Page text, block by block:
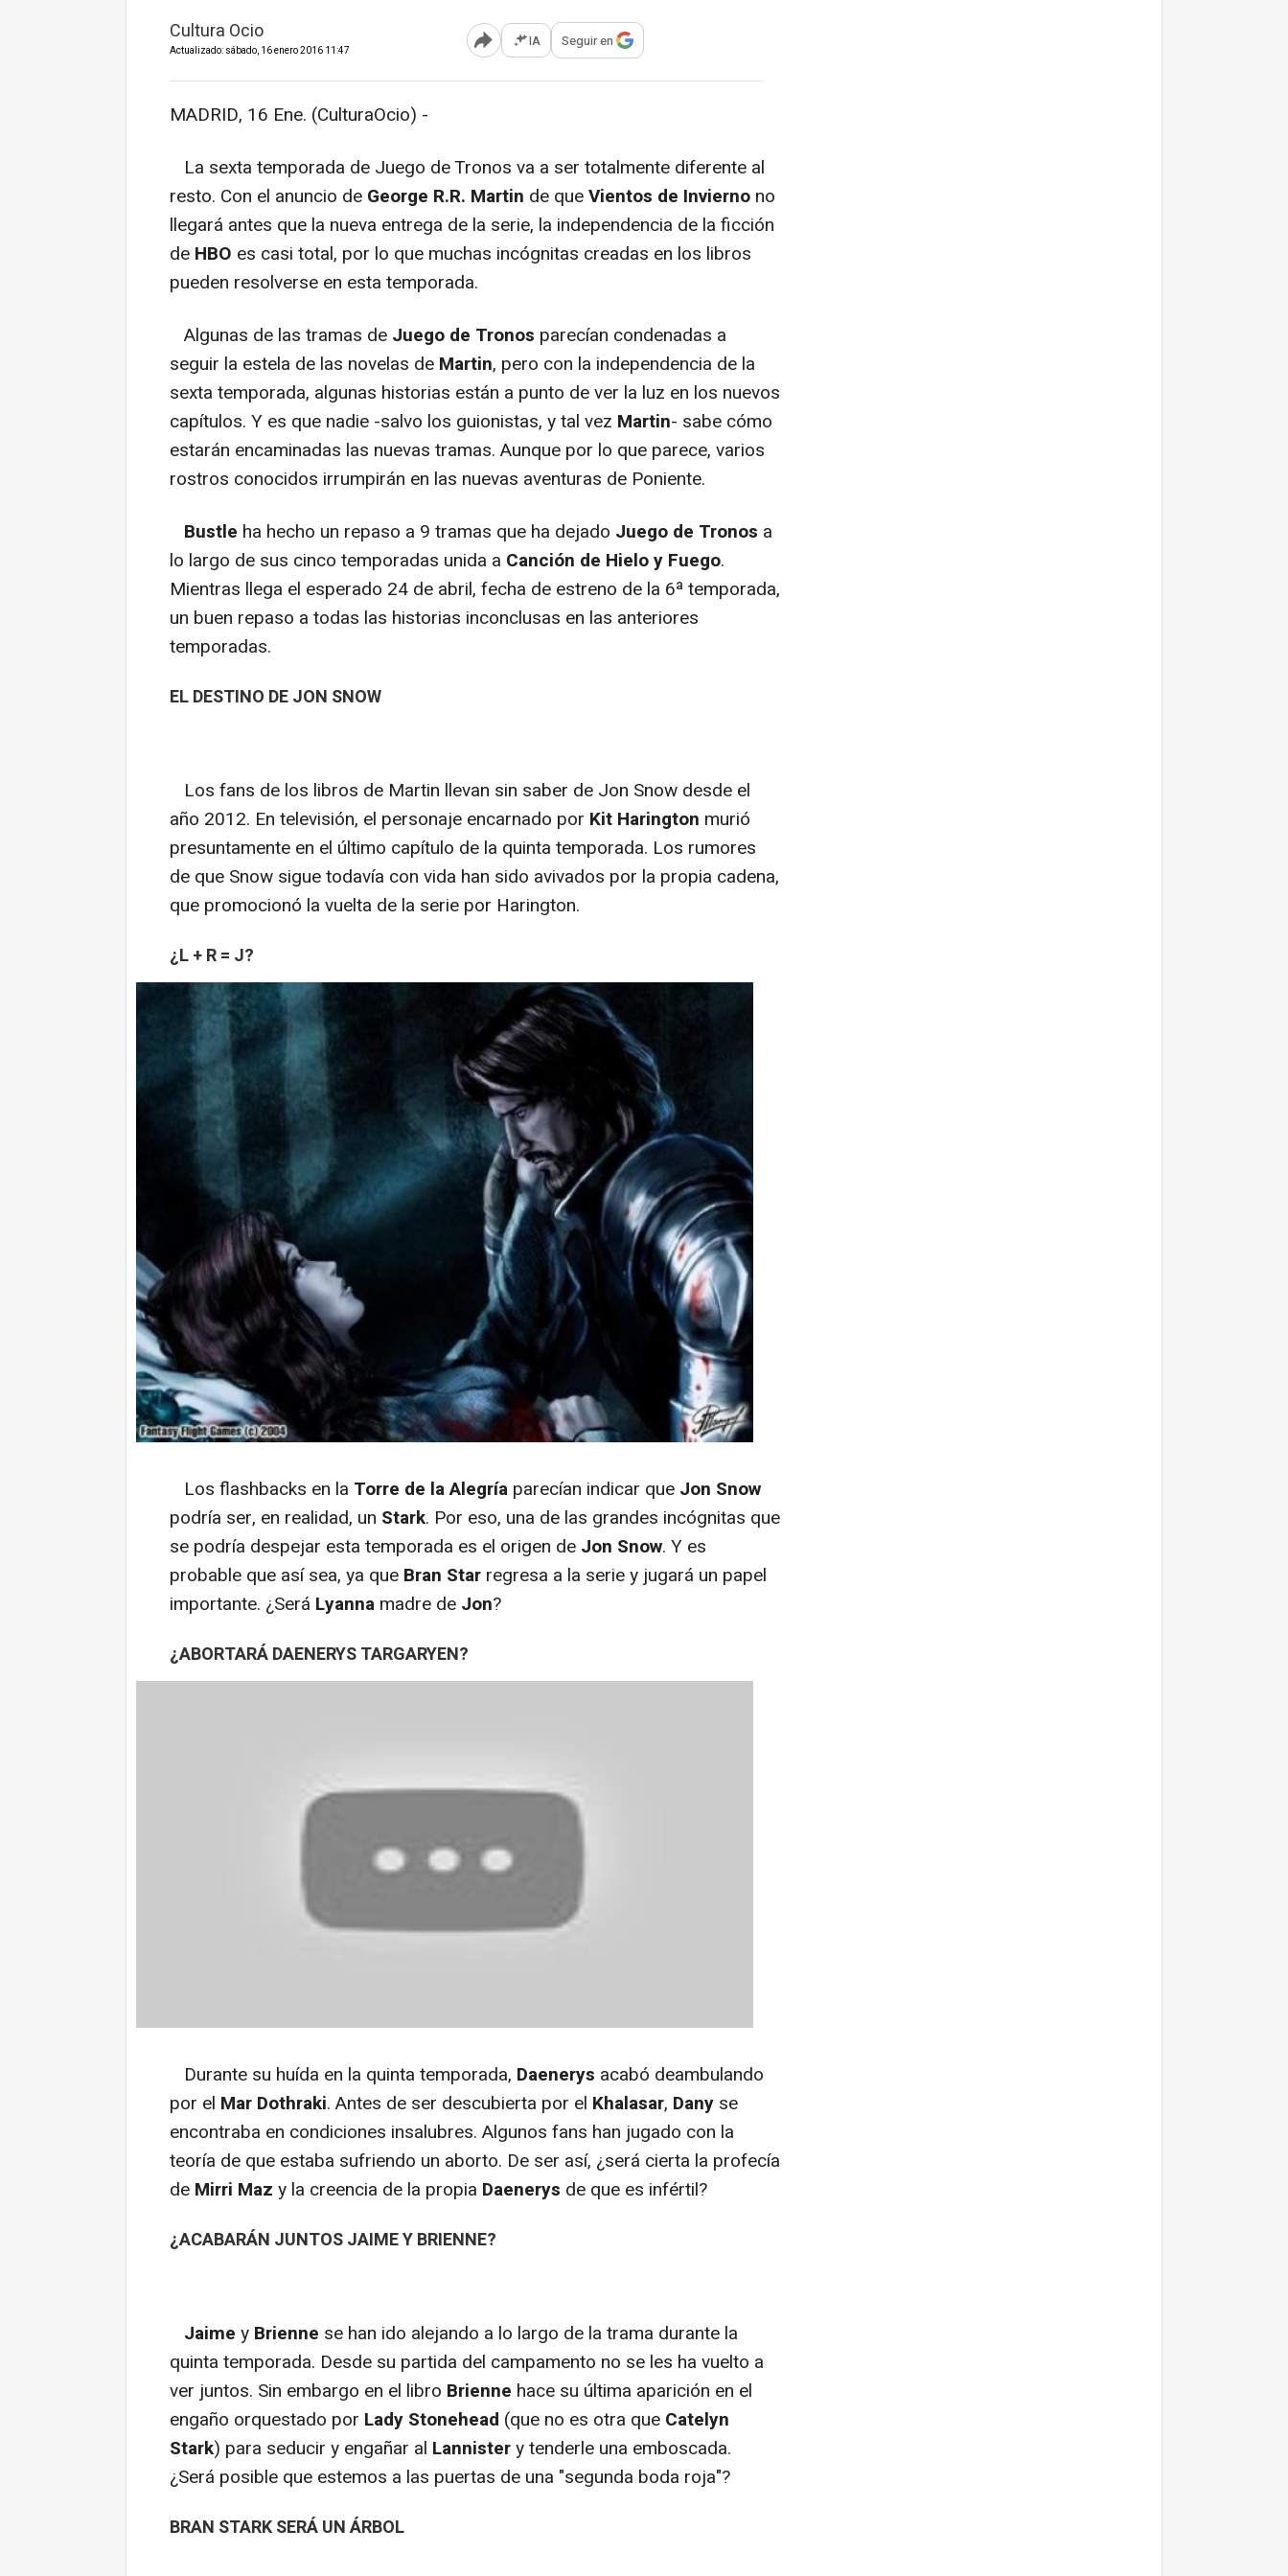
Cultura Ocio
Actualizado: sábado, 16 enero 2016 11:47 Abrir opciones para compartir
IA Seguir en
MADRID, 16 Ene. (CulturaOcio) -
La sexta temporada de Juego de Tronos va a ser totalmente diferente al
resto. Con el anuncio de George R.R. Martin de queVientos de Invierno no
llegará antes que la nueva entrega de la serie, la independencia de la ficción
de HBO es casi total, por lo que muchas incógnitas creadas en los libros
pueden resolverse en esta temporada.
Algunas de las tramas de Juego de Tronos parecían condenadas a
seguir la estela de las novelas de Martin, pero con la independencia de la
sexta temporada, algunas historias están a punto de ver la luz en los nuevos
capítulos. Y es que nadie -salvo los guionistas, y tal vez Martin- sabe cómo
estarán encaminadas las nuevas tramas. Aunque por lo que parece, varios
rostros conocidos irrumpirán en las nuevas aventuras de Poniente.
Bustle ha hecho un repaso a 9 tramas que ha dejado Juego de Tronos a
lo largo de sus cinco temporadas unida a Canción de Hielo y Fuego.
Mientras llega el esperado 24 de abril, fecha de estreno de la 6ª temporada,
un buen repaso a todas las historias inconclusas en las anteriores
temporadas.
EL DESTINO DE JON SNOW
Los fans de los libros de Martin llevan sin saber de Jon Snow desde el
año 2012. En televisión, el personaje encarnado por Kit Harington murió
presuntamente en el último capítulo de la quinta temporada. Los rumores
de que Snow sigue todavía con vida han sido avivados por la propia cadena,
que promocionó la vuelta de la serie por Harington.
¿L + R = J?
Los flashbacks en la Torre de la Alegría parecían indicar que Jon Snow
podría ser, en realidad, un Stark. Por eso, una de las grandes incógnitas que
se podría despejar esta temporada es el origen de Jon Snow. Y es
probable que así sea, ya que Bran Star regresa a la serie y jugará un papel
importante. ¿Será Lyanna madre de Jon?
¿ABORTARÁ DAENERYS TARGARYEN?
Durante su huída en la quinta temporada, Daenerys acabó deambulando
por el Mar Dothraki. Antes de ser descubierta por el Khalasar, Dany se
encontraba en condiciones insalubres. Algunos fans han jugado con la
teoría de que estaba sufriendo un aborto. De ser así, ¿será cierta la profecía
de Mirri Maz y la creencia de la propia Daenerys de que es infértil?
¿ACABARÁN JUNTOS JAIME Y BRIENNE?
Jaime y Brienne se han ido alejando a lo largo de la trama durante la
quinta temporada. Desde su partida del campamento no se les ha vuelto a
ver juntos. Sin embargo en el libro Brienne hace su última aparición en el
engaño orquestado por Lady Stonehead (que no es otra que Catelyn
Stark) para seducir y engañar al Lannistery tenderle una emboscada.
¿Será posible que estemos a las puertas de una "segunda boda roja"?
BRAN STARK SERÁ UN ÁRBOL